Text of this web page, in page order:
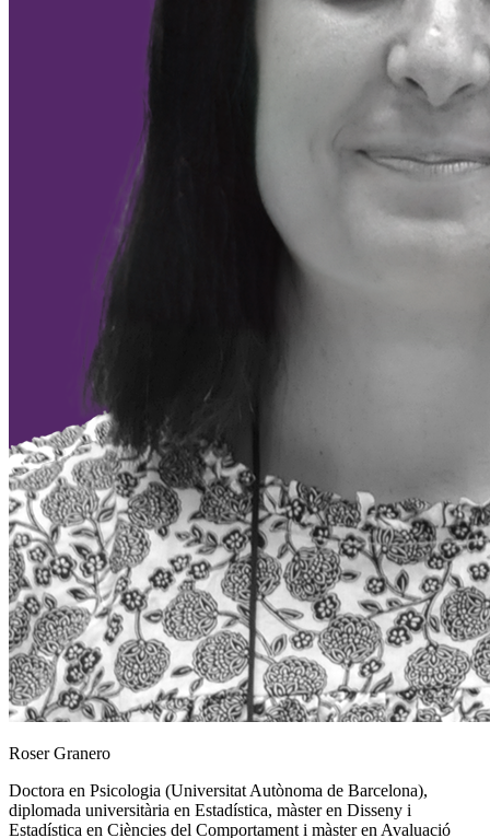
Roser Granero
Doctora en Psicologia (Universitat Autònoma de Barcelona),
diplomada universitària en Estadística, màster en Disseny i
Estadística en Ciències del Comportament i màster en Avaluació